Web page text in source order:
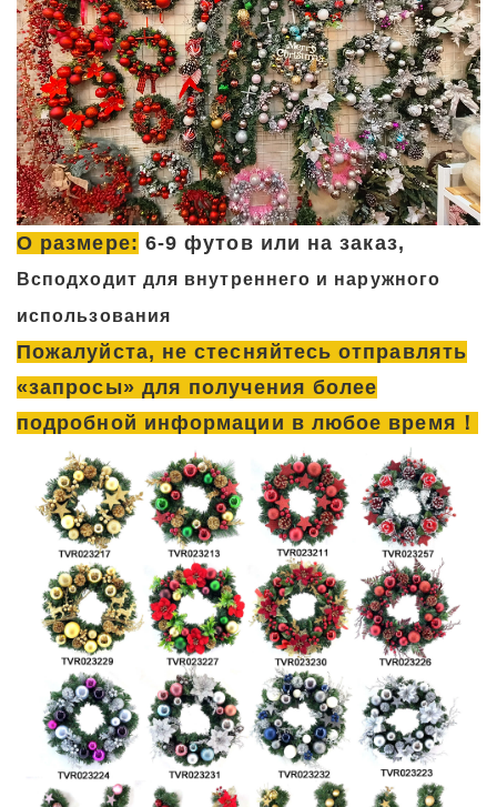
О размере: 6-9 футов или на заказ,
Всподходит для внутреннего и наружного
использования
Пожалуйста, не стесняйтесь отправлять
«запросы» для получения более
подробной информации в любое время！